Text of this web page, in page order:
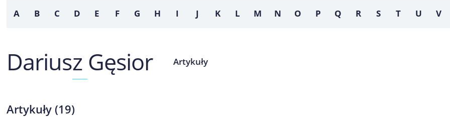
A B C D E F G H I J K L M N O P Q R S T U V
Dariusz Gęsior Artykuły
Artykuły (19)